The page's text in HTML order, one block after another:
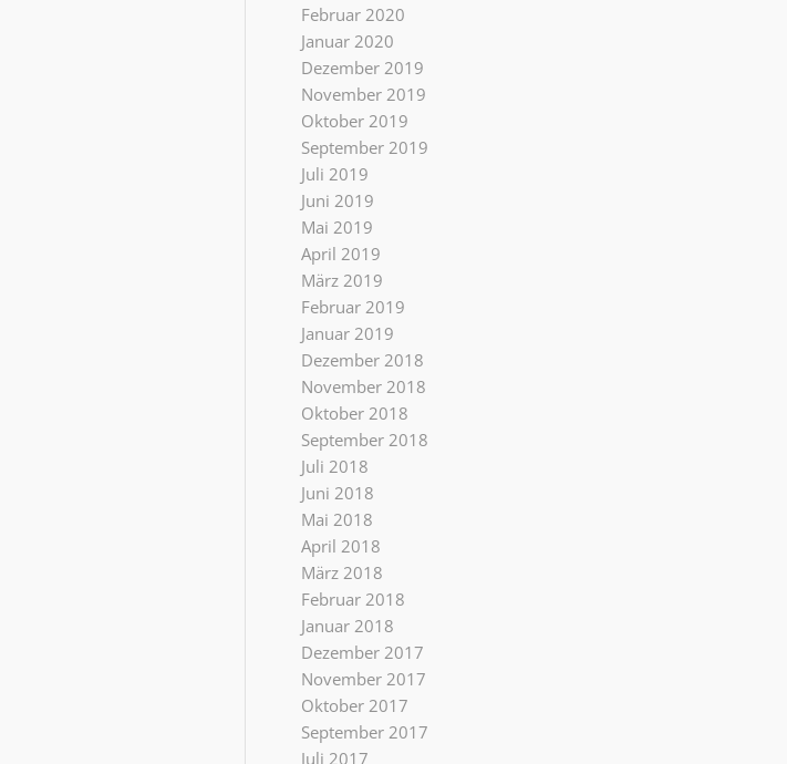
Februar 2020
Januar 2020
Dezember 2019
November 2019
Oktober 2019
September 2019
Juli 2019
Juni 2019
Mai 2019
April 2019
März 2019
Februar 2019
Januar 2019
Dezember 2018
November 2018
Oktober 2018
September 2018
Juli 2018
Juni 2018
Mai 2018
April 2018
März 2018
Februar 2018
Januar 2018
Dezember 2017
November 2017
Oktober 2017
September 2017
Juli 2017